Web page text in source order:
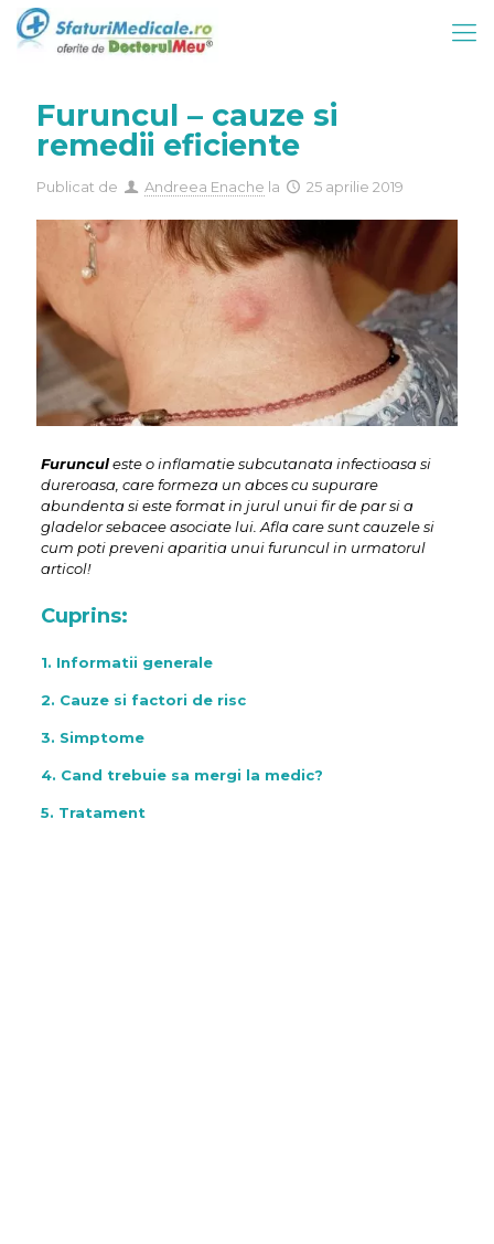
Furuncul – cauze si
remedii eficiente
Publicat de Andreea Enache la 25 aprilie 2019
Furunculeste o inflamatie subcutanata infectioasa si
dureroasa, care formeza un abces cu supurare
abundenta si este format in jurul unui fir de par si a
gladelor sebacee asociate lui. Afla care sunt cauzele si
cum poti preveni aparitia unui furuncul in urmatorul
articol!
Cuprins:
1. Informatii generale
2. Cauze si factori de risc
3. Simptome
4. Cand trebuie sa mergi la medic?
5. Tratament